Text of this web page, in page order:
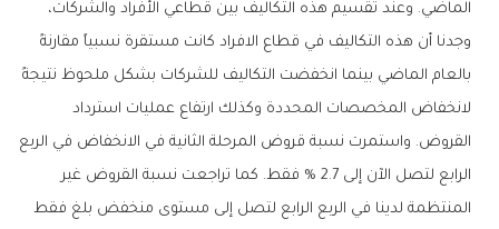
الماضي. وعند تقسيم هذه التكاليف بين قطاعي الأفراد والشركات،
وجدنا أن هذه التكاليف في قطاع الافراد كانت مستقرة نسبياً مقارنةً
بالعام الماضي بينما انخفضت التكاليف للشركات بشكل ملحوظ نتيجةً
لانخفاض المخصصات المحددة وكذلك ارتفاع عمليات استرداد
القروض. واستمرت نسبة قروض المرحلة الثانية في الانخفاض في الربع
الرابع لتصل الآن إلى 2.7 % فقط. كما تراجعت نسبة القروض غير
المنتظمة لدينا في الربع الرابع لتصل إلى مستوى منخفض بلغ فقط